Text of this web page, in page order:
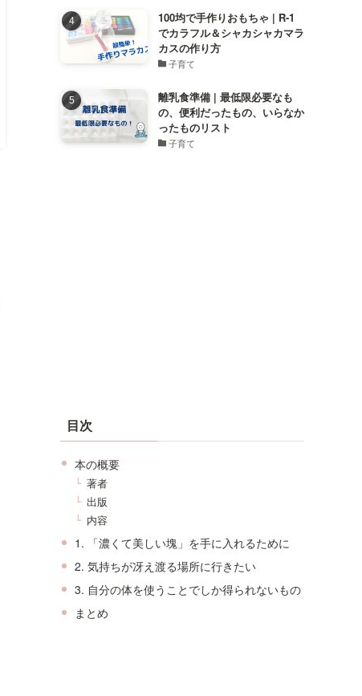
100均で手作りおもちゃ | R-1
でカラフル＆シャカシャカマラ
カスの作り方
子育て
離乳食準備 | 最低限必要なも
の、便利だったもの、いらなか
ったものリスト
子育て
目次
本の概要
著者
出版
内容
1. 「濃くて美しい塊」を手に入れるために
2. 気持ちが冴え渡る場所に行きたい
3. 自分の体を使うことでしか得られないもの
まとめ